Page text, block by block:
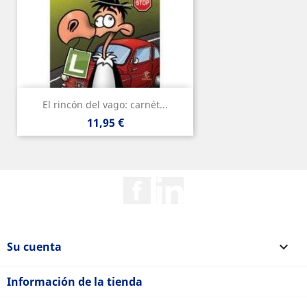
El rincón del vago: carnét...
Precio
11,95 €
Su cuenta 
Información de la tienda